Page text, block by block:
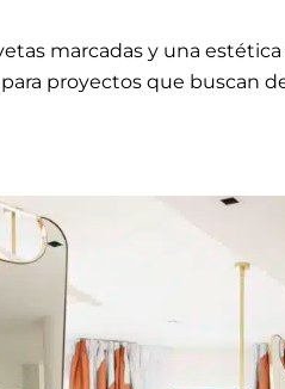
marcadas y una
proyectos que buscan